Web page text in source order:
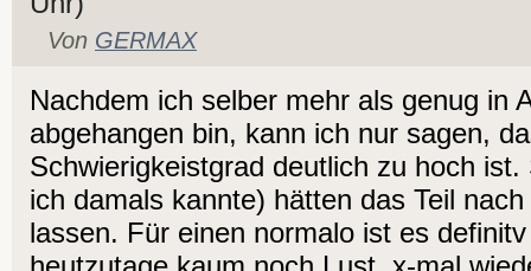
Von GERMAX
Nachdem ich selber mehr als genug in
abgehangen bin, kann ich nur sagen,
Schwierigkeistgrad deutlich zu hoch
ich damals kannte) hätten das Teil
lassen. Für einen normalo ist es